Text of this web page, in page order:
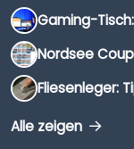
Alle zeigen